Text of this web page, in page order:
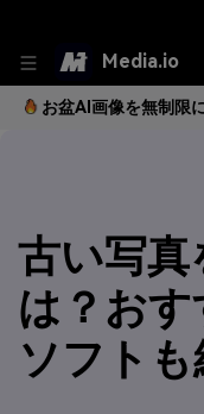
Media.io
お盆AI画像を無制限
古い写真
は？お
ソフト